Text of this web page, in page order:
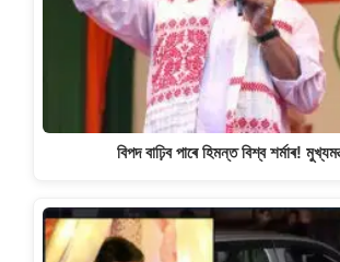
বিপদ বাঢ়িব পাৰে হিমন্ত বিশ্ব শৰ্মাৰ!